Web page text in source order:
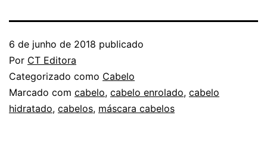
6 de junho de 2018 publicado
Por CT Editora
Categorizado como Cabelo
Marcado com cabelo, cabelo enrolado, cabelo
hidratado, cabelos, máscara cabelos